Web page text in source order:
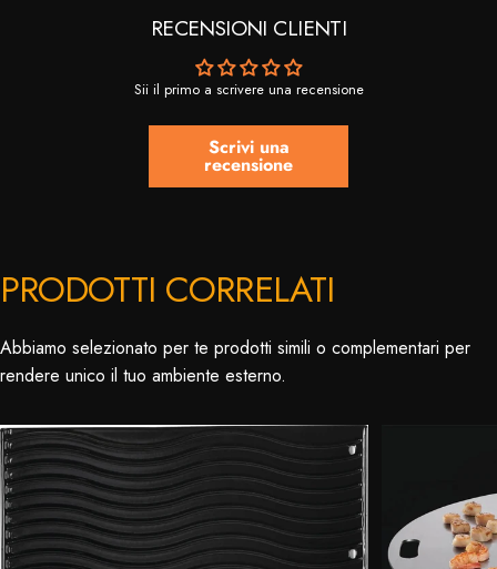
RECENSIONI CLIENTI
Sii il primo a scrivere una recensione
Scrivi una
recensione
PRODOTTI CORRELATI
Abbiamo selezionato per te prodotti simili o complementari per
rendere unico il tuo ambiente esterno.